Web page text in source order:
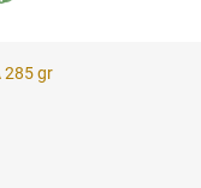
285 gr